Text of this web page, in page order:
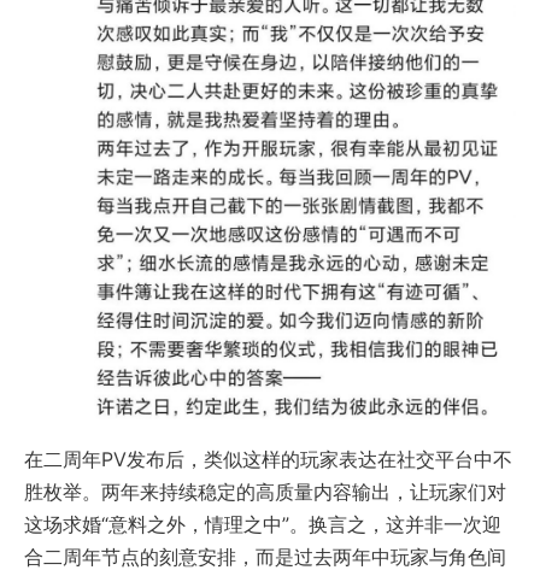
在二周年PV发布后，类似这样的玩家表达在社交平台中不
胜枚举。两年来持续稳定的高质量内容输出，让玩家们对
这场求婚“意料之外，情理之中”。换言之，这并非一次迎
合二周年节点的刻意安排，而是过去两年中玩家与角色间